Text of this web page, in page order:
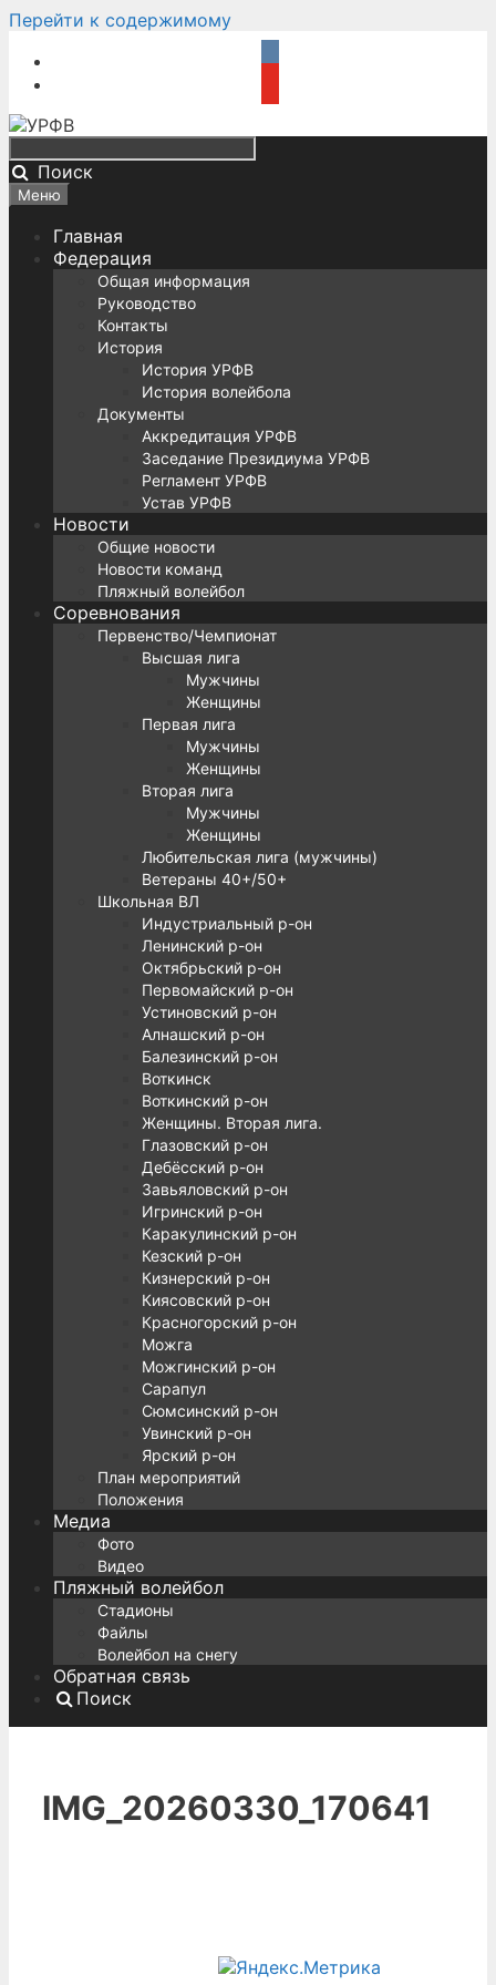
Перейти к содержимому
Поиск
Меню
Главная
Федерация
Общая информация
Руководство
Контакты
История
История УРФВ
История волейбола
Документы
Аккредитация УРФВ
Заседание Президиума УРФВ
Регламент УРФВ
Устав УРФВ
Новости
Общие новости
Новости команд
Пляжный волейбол
Соревнования
Первенство/Чемпионат
Высшая лига
Мужчины
Женщины
Первая лига
Мужчины
Женщины
Вторая лига
Мужчины
Женщины
Любительская лига (мужчины)
Ветераны 40+/50+
Школьная ВЛ
Индустриальный р-он
Ленинский р-он
Октябрьский р-он
Первомайский р-он
Устиновский р-он
Алнашский р-он
Балезинский р-он
Воткинск
Воткинский р-он
Женщины. Вторая лига.
Глазовский р-он
Дебёсский р-он
Завьяловский р-он
Игринский р-он
Каракулинский р-он
Кезский р-он
Кизнерский р-он
Киясовский р-он
Красногорский р-он
Можга
Можгинский р-он
Сарапул
Сюмсинский р-он
Увинский р-он
Ярский р-он
План мероприятий
Положения
Медиа
Фото
Видео
Пляжный волейбол
Стадионы
Файлы
Волейбол на снегу
Обратная связь
Поиск
IMG_20260330_170641